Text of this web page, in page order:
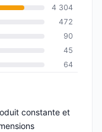
4 304
472
90
45
64
constante et